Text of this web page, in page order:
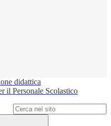
didattica
il Personale Scolastico